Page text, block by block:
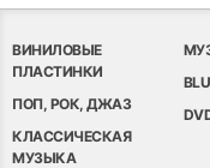
ВИНИЛОВЫЕ
ПЛАСТИНКИ
ПОП, РОК, ДЖАЗ
КЛАССИЧЕСКАЯ
МУЗЫКА